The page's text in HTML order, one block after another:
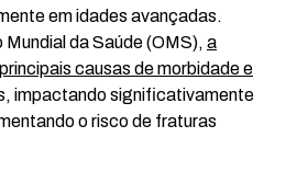
em idades avançadas.
da Saúde (OMS), a
causas de morbidade e
impactando significativamente
o risco de fraturas